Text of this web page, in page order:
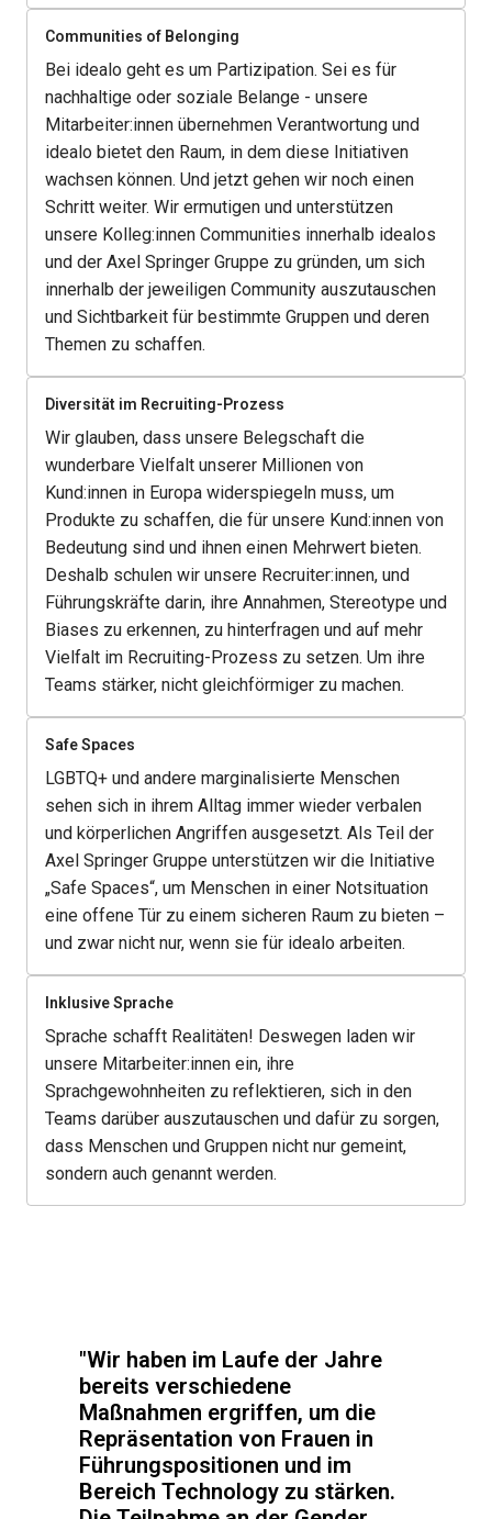
Communities of Belonging
Bei idealo geht es um Partizipation. Sei es für
nachhaltige oder soziale Belange - unsere
Mitarbeiter:innen übernehmen Verantwortung und
idealo bietet den Raum, in dem diese Initiativen
wachsen können. Und jetzt gehen wir noch einen
Schritt weiter. Wir ermutigen und unterstützen
unsere Kolleg:innen Communities innerhalb idealos
und der Axel Springer Gruppe zu gründen, um sich
innerhalb der jeweiligen Community auszutauschen
und Sichtbarkeit für bestimmte Gruppen und deren
Themen zu schaffen.
Diversität im Recruiting-Prozess
Wir glauben, dass unsere Belegschaft die
wunderbare Vielfalt unserer Millionen von
Kund:innen in Europa widerspiegeln muss, um
Produkte zu schaffen, die für unsere Kund:innen von
Bedeutung sind und ihnen einen Mehrwert bieten.
Deshalb schulen wir unsere Recruiter:innen, und
Führungskräfte darin, ihre Annahmen, Stereotype und
Biases zu erkennen, zu hinterfragen und auf mehr
Vielfalt im Recruiting-Prozess zu setzen. Um ihre
Teams stärker, nicht gleichförmiger zu machen.
Safe Spaces
LGBTQ+ und andere marginalisierte Menschen
sehen sich in ihrem Alltag immer wieder verbalen
und körperlichen Angriffen ausgesetzt. Als Teil der
Axel Springer Gruppe unterstützen wir die Initiative
„Safe Spaces“, um Menschen in einer Notsituation
eine offene Tür zu einem sicheren Raum zu bieten –
und zwar nicht nur, wenn sie für idealo arbeiten.
Inklusive Sprache
Sprache schafft Realitäten! Deswegen laden wir
unsere Mitarbeiter:innen ein, ihre
Sprachgewohnheiten zu reflektieren, sich in den
Teams darüber auszutauschen und dafür zu sorgen,
dass Menschen und Gruppen nicht nur gemeint,
sondern auch genannt werden.
"Wir haben im Laufe der Jahre
bereits verschiedene
Maßnahmen ergriffen, um die
Repräsentation von Frauen in
Führungspositionen und im
Bereich Technology zu stärken.